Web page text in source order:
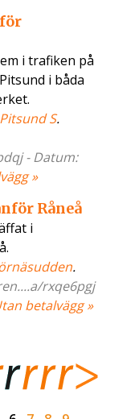
i trafiken på
i båda
Pitsund S.
- Datum:
»
Råneå
i
.
rxqe6pgj
betalvägg »